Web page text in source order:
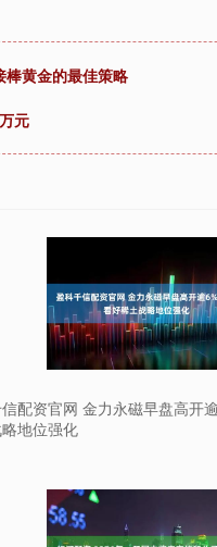
黄金的最佳策略
元
配资官网 金力永磁早盘高开
地位强化